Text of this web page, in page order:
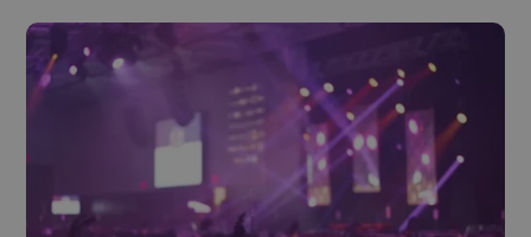
he Risiko sind. Hier steht, was die Police leistet, wo die Lücken s
itzen und wie du zur passenden Absicherung kommst.